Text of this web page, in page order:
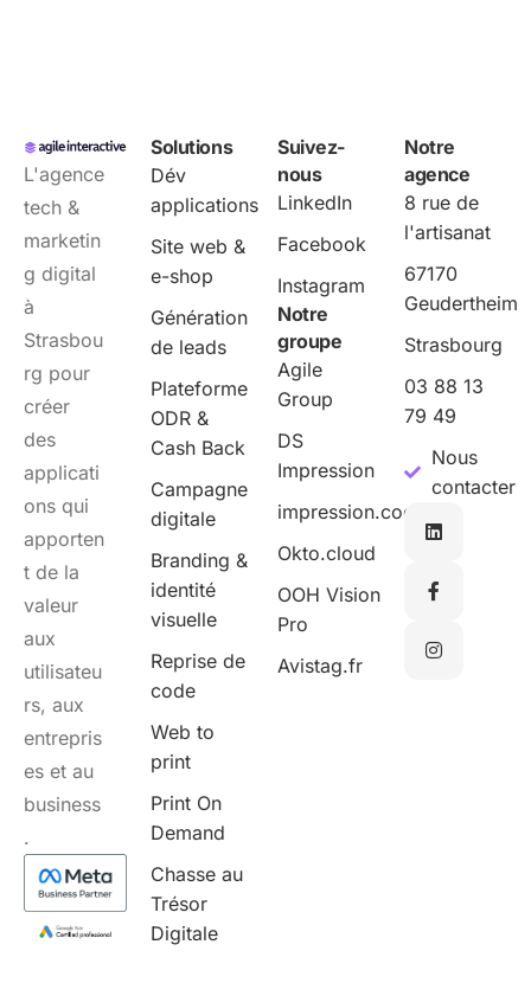
L'agence
tech &
marketin
g digital
à
Strasbou
rg pour
créer
des
applicati
ons qui
apporten
t de la
valeur
aux
utilisateu
rs, aux
entrepris
es et au
business
.
Solutions
Dév
applications
Site web &
e-shop
Génération
de leads
Plateforme
ODR &
Cash Back
Campagne
digitale
Branding &
identité
visuelle
Reprise de
code
Web to
print
Print On
Demand
Chasse au
Trésor
Digitale
Suivez-
nous
LinkedIn
Facebook
Instagram
Notre
groupe
Agile
Group
DS
Impression
impression.cool
Okto.cloud
OOH Vision
Pro
Avistag.fr
Notre
agence
8 rue de
l'artisanat
67170
Geudertheim
Strasbourg
03 88 13
79 49
Nous
contacter